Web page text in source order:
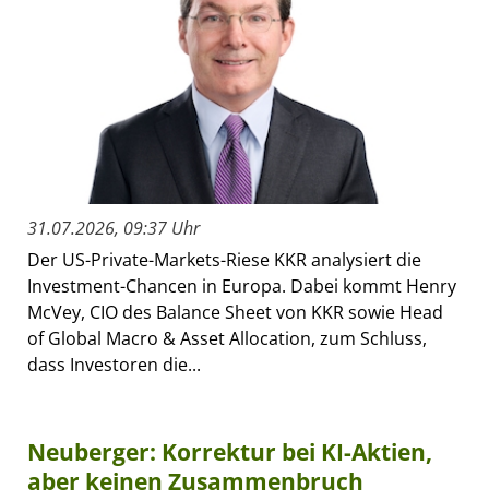
31.07.2026, 09:37 Uhr
Der US-Private-Markets-Riese KKR analysiert die
Investment-Chancen in Europa. Dabei kommt Henry
McVey, CIO des Balance Sheet von KKR sowie Head
of Global Macro & Asset Allocation, zum Schluss,
dass Investoren die...
Neuberger: Korrektur bei KI-Aktien,
aber keinen Zusammenbruch